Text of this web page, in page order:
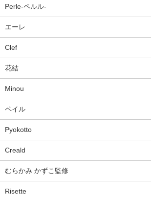
Perle-ペルル-
エーレ
Clef
花結
Minou
ペイル
Pyokotto
Creald
むらかみ かずこ監修
Risette